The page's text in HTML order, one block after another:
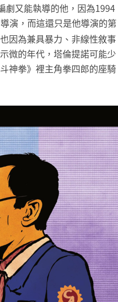
劇又能執導的他，因為1994
演，而這還只是他導演的第
因為兼具暴力、非線性敘事
微的年代，塔倫提諾可能少
神拳》裡主角拳四郎的座騎